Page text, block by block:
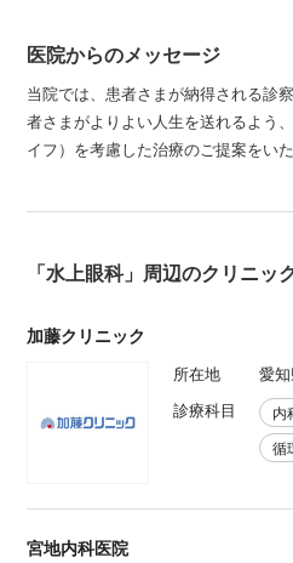
医院からのメッセージ
当院では、患者さまが納得される診
者さまがよりよい人生を送れるよう
イフ）を考慮した治療のご提案をいた
「水上眼科」周辺のクリニッ
加藤クリニック
所在地
愛
診療科目
内
循
宮地内科医院